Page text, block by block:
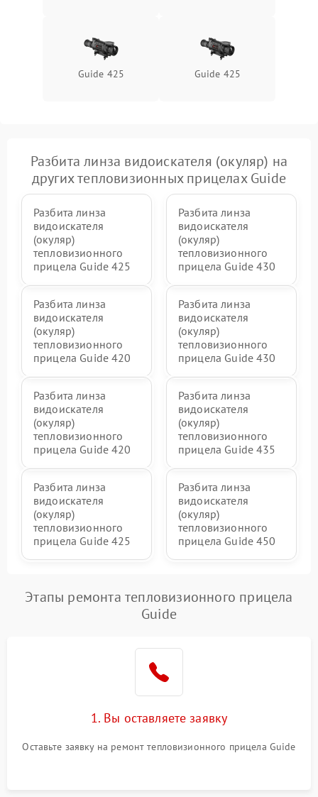
Guide 425 Guide 425
Разбита линза видоискателя (окуляр) на
других тепловизионных прицелах Guide
Разбита линза
видоискателя
(окуляр)
тепловизионного
прицела Guide 425
Разбита линза
видоискателя
(окуляр)
тепловизионного
прицела Guide 430
Разбита линза
видоискателя
(окуляр)
тепловизионного
прицела Guide 420
Разбита линза
видоискателя
(окуляр)
тепловизионного
прицела Guide 430
Разбита линза
видоискателя
(окуляр)
тепловизионного
прицела Guide 420
Разбита линза
видоискателя
(окуляр)
тепловизионного
прицела Guide 435
Разбита линза
видоискателя
(окуляр)
тепловизионного
прицела Guide 425
Разбита линза
видоискателя
(окуляр)
тепловизионного
прицела Guide 450
Этапы ремонта тепловизионного прицела
Guide
1. Вы оставляете заявку
Оставьте заявку на ремонт тепловизионного прицела Guide